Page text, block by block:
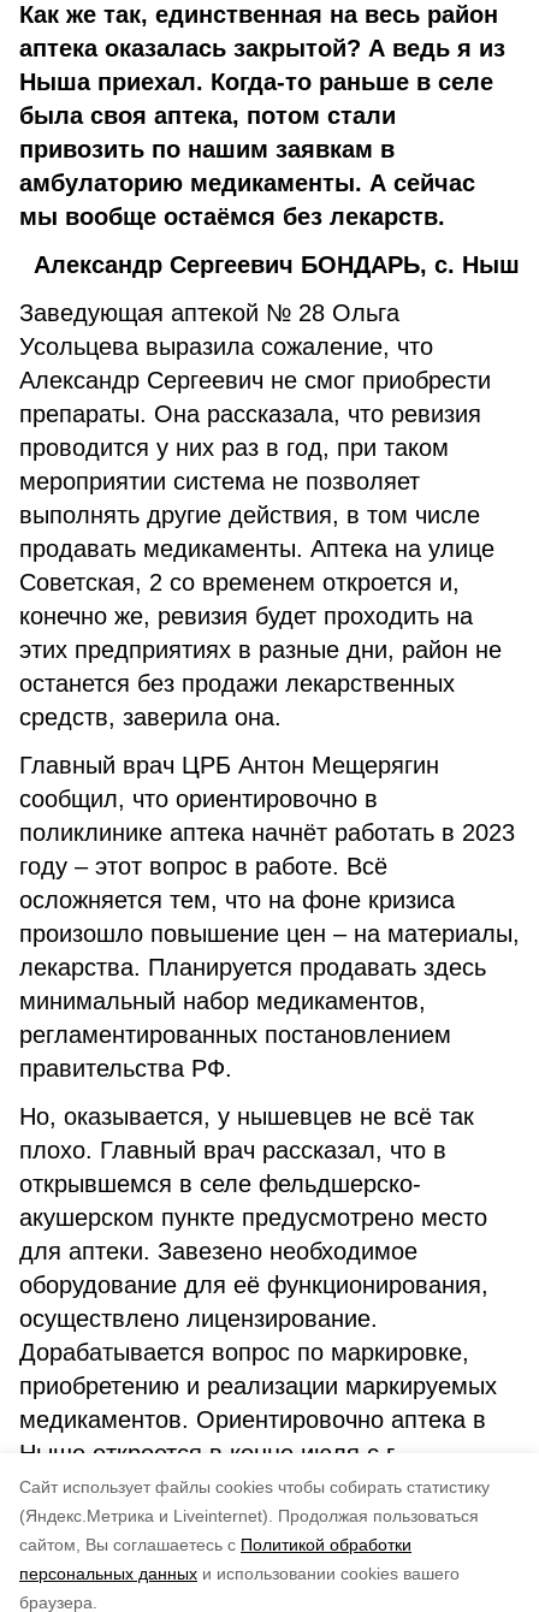
Cайт использует файлы cookies чтобы собирать статистику
(Яндекс.Метрика и Liveinternet).
Продолжая пользоваться
сайтом, Вы соглашаетесь с Политикой обработки
персональных данных и использовании cookies вашего
браузера.
Как же так, единственная на весь район
аптека оказалась закрытой? А ведь я из
Ныша приехал. Когда-то раньше в селе
была своя аптека, потом стали
привозить по нашим заявкам в
амбулаторию медикаменты. А сейчас
мы вообще остаёмся без лекарств.
Александр Сергеевич БОНДАРЬ, с. Ныш
Заведующая аптекой № 28 Ольга
Усольцева выразила сожаление, что
Александр Сергеевич не смог приобрести
препараты. Она рассказала, что ревизия
проводится у них раз в год, при таком
мероприятии система не позволяет
выполнять другие действия, в том числе
продавать медикаменты. Аптека на улице
Советская, 2 со временем откроется и,
конечно же, ревизия будет проходить на
этих предприятиях в разные дни, район не
останется без продажи лекарственных
средств, заверила она.
Главный врач ЦРБ Антон Мещерягин
сообщил, что ориентировочно в
поликлинике аптека начнёт работать в 2023
году – этот вопрос в работе. Всё
осложняется тем, что на фоне кризиса
произошло повышение цен – на материалы,
лекарства. Планируется продавать здесь
минимальный набор медикаментов,
регламентированных постановлением
правительства РФ.
Но, оказывается, у нышевцев не всё так
плохо. Главный врач рассказал, что в
открывшемся в селе фельдшерско-
акушерском пункте предусмотрено место
для аптеки. Завезено необходимое
оборудование для её функционирования,
осуществлено лицензирование.
Дорабатывается вопрос по маркировке,
приобретению и реализации маркируемых
медикаментов. Ориентировочно аптека в
Ныше откроется в конце июля с.г.
Авторы: Любовь Панченко
по оценке